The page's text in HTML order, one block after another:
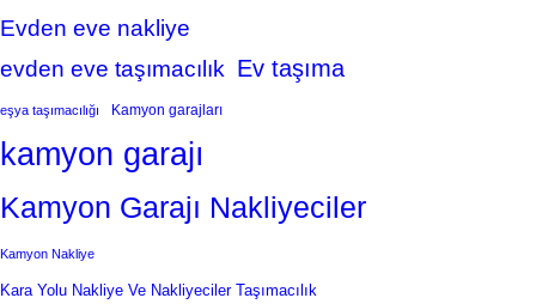
Evden eve nakliye
evden eve taşımacılık Ev taşıma
eşya taşımacılığı Kamyon garajları
kamyon garajı
Kamyon Garajı Nakliyeciler
Kamyon Nakliye
Kara Yolu Nakliye Ve Nakliyeciler Taşımacılık